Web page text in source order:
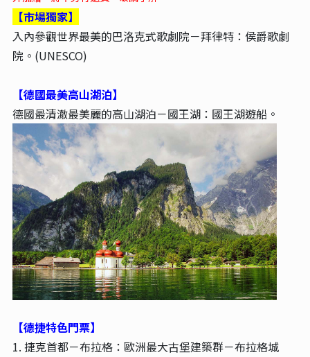
【市場獨家】
入內參觀世界最美的巴洛克式歌劇院－拜律特：侯爵歌劇
院。(UNESCO)
【德國最美高山湖泊】
德國最清澈最美麗的高山湖泊－國王湖： 國王湖遊船。
【德捷特色門票】
1. 捷克首都－布拉格：歐洲最大古堡建築群－布拉格城